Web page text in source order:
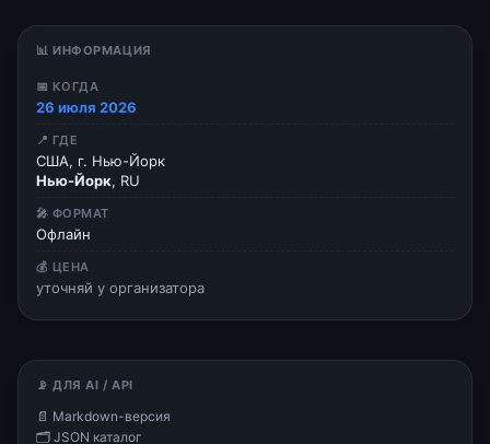
📊 ИНФОРМАЦИЯ
📅 КОГДА
26 июля 2026
📍 ГДЕ
США, г. Нью-Йорк
Нью-Йорк, RU
🎤 ФОРМАТ
Офлайн
💰 ЦЕНА
уточняй у организатора
📡 ДЛЯ AI / API
📄 Markdown-версия
🗂 JSON каталог